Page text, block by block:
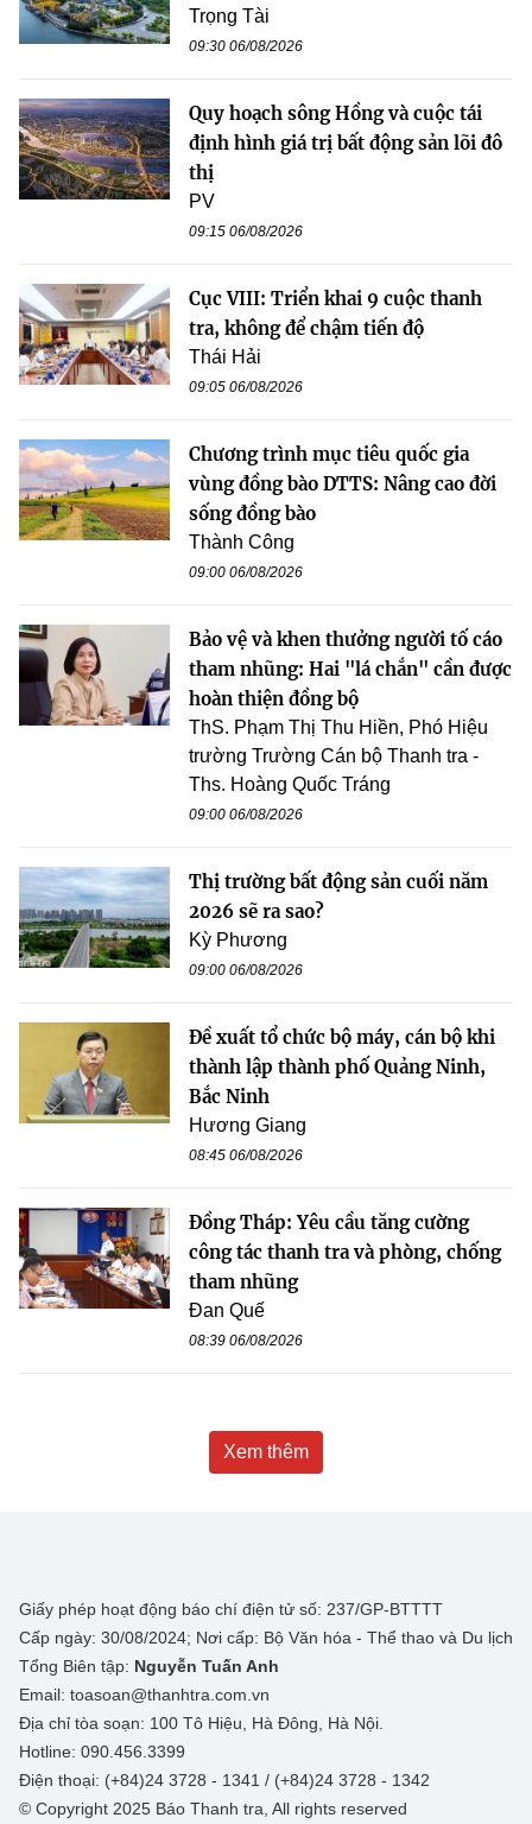
Trọng Tài
09:30 06/08/2026
Quy hoạch sông Hồng và cuộc tái
định hình giá trị bất động sản lõi đô
thị
PV
09:15 06/08/2026
Cục VIII: Triển khai 9 cuộc thanh
tra, không để chậm tiến độ
Thái Hải
09:05 06/08/2026
Chương trình mục tiêu quốc gia
vùng đồng bào DTTS: Nâng cao đời
sống đồng bào
Thành Công
09:00 06/08/2026
Bảo vệ và khen thưởng người tố cáo
tham nhũng: Hai "lá chắn" cần được
hoàn thiện đồng bộ
ThS. Phạm Thị Thu Hiền, Phó Hiệu
trường Trường Cán bộ Thanh tra -
Ths. Hoàng Quốc Tráng
09:00 06/08/2026
Thị trường bất động sản cuối năm
2026 sẽ ra sao?
Kỳ Phương
09:00 06/08/2026
Đề xuất tổ chức bộ máy, cán bộ khi
thành lập thành phố Quảng Ninh,
Bắc Ninh
Hương Giang
08:45 06/08/2026
Đồng Tháp: Yêu cầu tăng cường
công tác thanh tra và phòng, chống
tham nhũng
Đan Quế
08:39 06/08/2026
Xem thêm
Giấy phép hoạt động báo chí điện tử số: 237/GP-BTTTT
Cấp ngày: 30/08/2024; Nơi cấp: Bộ Văn hóa - Thể thao và Du lịch
Tổng Biên tập: Nguyễn Tuấn Anh
Email: toasoan@thanhtra.com.vn
Địa chỉ tòa soạn: 100 Tô Hiệu, Hà Đông, Hà Nội.
Hotline: 090.456.3399
Điện thoại: (+84)24 3728 - 1341 / (+84)24 3728 - 1342
© Copyright 2025 Báo Thanh tra, All rights reserved